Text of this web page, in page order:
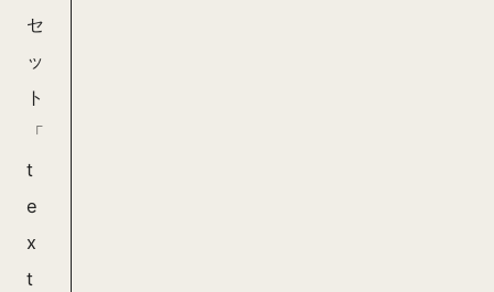
セ
ッ
ト
「
t
e
x
t